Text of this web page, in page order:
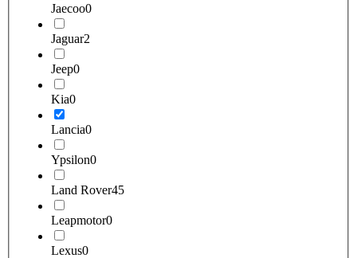
Jaecoo0
Jaguar2
Jeep0
Kia0
Lancia0
Ypsilon0
Land Rover45
Leapmotor0
Lexus0